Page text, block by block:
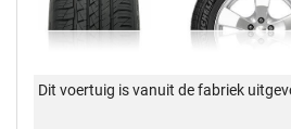
Dit voertuig is vanuit de fabriek